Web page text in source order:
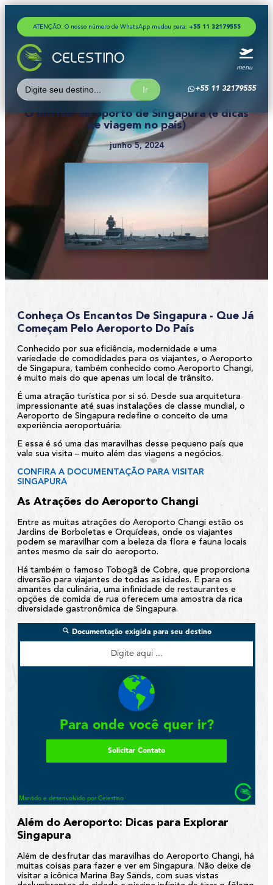
ATENÇÃO: O nosso número de WhatsApp mudou para: + 55 1 1 321 79555
menu
Search
for:
+55 11 32179555
O incrível aeroporto de Singapura (e dicas
de viagem no país)
junho 5, 2024
Conheça Os Encantos De Singapura - Que Já
Começam Pelo Aeroporto Do País
Conhecido por sua eficiência, modernidade e uma
variedade de comodidades para os viajantes, o Aeroporto
de Singapura, também conhecido como Aeroporto Changi,
é muito mais do que apenas um local de trânsito.
É uma atração turística por si só. Desde sua arquitetura
impressionante até suas instalações de classe mundial, o
Aeroporto de Singapura redefine o conceito de uma
experiência aeroportuária.
E essa é só uma das maravilhas desse pequeno país que
vale sua visita – muito além das viagens a negócios.
CONFIRA A DOCUMENTAÇÃO PARA VISITAR
SINGAPURA
As Atrações do Aeroporto Changi
Entre as muitas atrações do Aeroporto Changi estão os
Jardins de Borboletas e Orquídeas, onde os viajantes
podem se maravilhar com a beleza da flora e fauna locais
antes mesmo de sair do aeroporto.
Há também o famoso Tobogã de Cobre, que proporciona
diversão para viajantes de todas as idades. E para os
amantes da culinária, uma infinidade de restaurantes e
opções de comida de rua oferecem uma amostra da rica
diversidade gastronômica de Singapura.
Além do Aeroporto: Dicas para Explorar
Singapura
Além de desfrutar das maravilhas do Aeroporto Changi, há
muitas coisas para fazer e ver em Singapura. Não deixe de
visitar a icônica Marina Bay Sands, com suas vistas